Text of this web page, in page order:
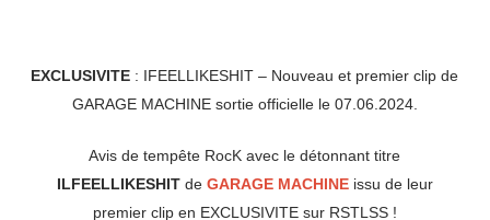
EXCLUSIVITE : IFEELLIKESHIT – Nouveau et premier clip de
GARAGE MACHINE sortie officielle le 07.06.2024.
Avis de tempête RocK avec le détonnant titre
ILFEELLIKESHITde GARAGE MACHINEissu de leur
premier clip en EXCLUSIVITE sur RSTLSS !